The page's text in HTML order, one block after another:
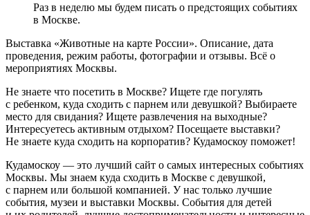
Раз в неделю мы будем писать о предстоящих событиях
в Москве.
Выставка «Животные на карте России». Описание, дата
проведения, режим работы, фотографии и отзывы. Всё о
мероприятиях Москвы.
Не знаете что посетить в Москве? Ищете где погулять
с ребенком, куда сходить с парнем или девушкой? Выбираете
место для свидания? Ищете развлечения на выходные?
Интересуетесь активным отдыхом? Посещаете выставки?
Не знаете куда сходить на корпоратив? Кудамоскоу поможет!
Кудамоскоу — это лучший сайт о самых интересных событиях
Москвы. Мы знаем куда сходить в Москве с девушкой,
с парнем или большой компанией. У нас только лучшие
события, музеи и выставки Москвы. События для детей